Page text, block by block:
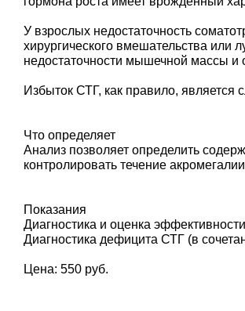
У взрослых недостаточность
хирургического вмешательства или
недостаточности мышечной массы
Избыток СТГ, как правило,
Что определяет
Анализ позволяет определить
контролировать течение
Показания
Диагностика и оценка
Диагностика дефицита СТГ (в
Цена: 550 руб.